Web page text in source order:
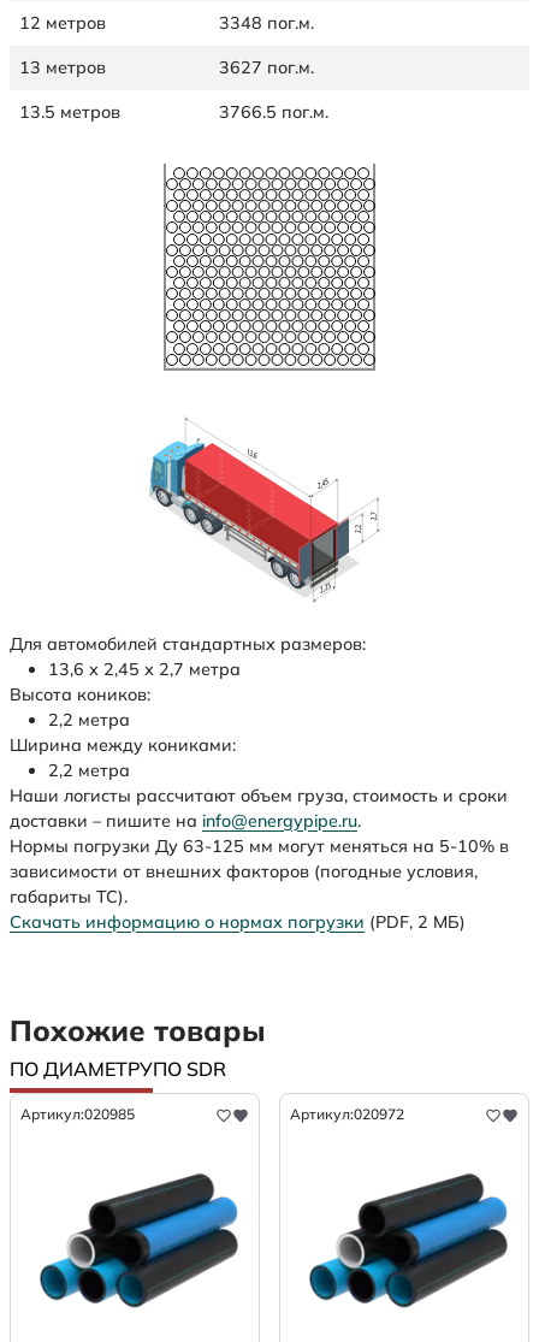
12 метров 3348 пог.м.
13 метров 3627 пог.м.
13.5 метров 3766.5 пог.м.
Для автомобилей стандартных размеров:
13,6 х 2,45 х 2,7 метра
Высота коников:
2,2 метра
Ширина между кониками:
2,2 метра
Наши логисты рассчитают объем груза, стоимость и сроки
доставки – пишите на info@energypipe.ru.
Нормы погрузки Ду 63-125 мм могут меняться на 5-10% в
зависимости от внешних факторов (погодные условия,
габариты ТС).
Скачать информацию о нормах погрузки (PDF, 2 МБ)
Похожие товары
ПО ДИАМЕТРУПО SDR
Артикул:020985 Артикул:020972